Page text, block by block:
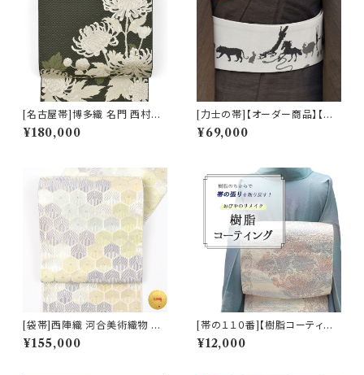
[名古屋帯]博多織 名門 西村織
物 謹製 花むすび 12枚朱子 寿
菊 八寸帯 正絹 日本製(商品番
¥180,000
[力士の帯]【オーダー商品】【刺
繍の名入れオプション有】西陣
織 老舗機屋 謹製 京友禅切り絵
l) ※お届けまで２ヶ月前後
¥69,000
[袋帯]西陣織 河合美術織物 謹
製 雅び彩取亀甲文 正絹 日本製
(商品番号:22117) フォーマル・
¥155,000
[帯の１１０番]【樹脂コーティン
グ】お手持ちの帯の “張り” を取
り戻します！(商品番号:19022)
¥12,000